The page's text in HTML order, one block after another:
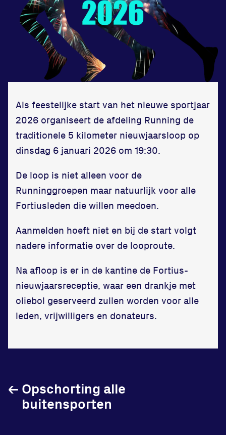
in onze gym
Fitness
Updates
Atleten
Vereniging
Contact
Locatie
Sportpark Reeweg
Halmaheiraplein 35
Bekijk locatie
Informatie
Privacy en cookies
Als feestelijke start van het nieuwe sportjaar
2026 organiseert de afdeling Running de
traditionele 5 kilometer nieuwjaarsloop op
dinsdag 6 januari 2026 om 19:30.
De loop is niet alleen voor de
Runninggroepen maar natuurlijk voor alle
Fortiusleden die willen meedoen.
Aanmelden hoeft niet en bij de start volgt
nadere informatie over de looproute.
Na afloop is er in de kantine de Fortius-
nieuwjaarsreceptie, waar een drankje met
oliebol geserveerd zullen worden voor alle
leden, vrijwilligers en donateurs.
Opschorting alle
buitensporten
←